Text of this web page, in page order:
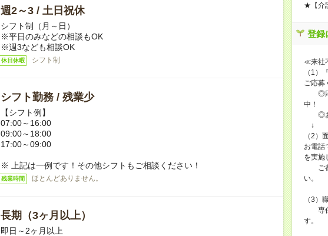
週2～3 / 土日祝休
シフト制（月～日）
※平日のみなどの相談もOK
※週3なども相談OK
休日休暇 シフト制
シフト勤務 / 残業少
【シフト例】
07:00～16:00
09:00～18:00
17:00～09:00
※ 上記は一例です！その他シフトもご相談ください！
残業時間 ほとんどありません。
長期（3ヶ月以上）
即日～2ヶ月以上
★【介
登録
≪来社
（1）
ご応募
◎応
中！
◎お
↓
（2）
お電話
を実施
ご都
い。
（3）
専任
す。